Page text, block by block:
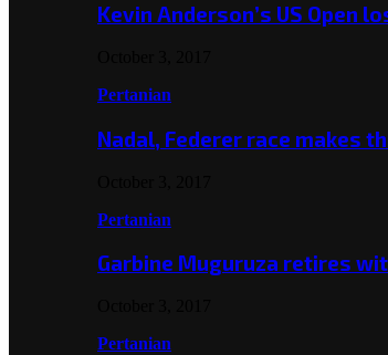
Kevin Anderson’s US Open
Pertanian
Nadal, Federer race makes
Pertanian
Garbine Muguruza retires
Pertanian